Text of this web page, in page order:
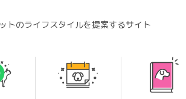
トのライフスタイルを提案するサイト